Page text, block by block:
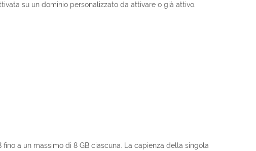
su un dominio personalizzato da attivare o già attivo.
a un massimo di 8 GB ciascuna. La capienza della singola